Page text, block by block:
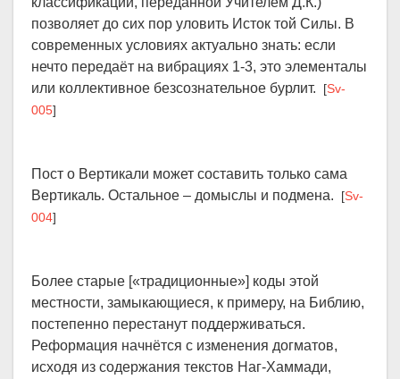
позволяет до сих пор уловить Исток той Силы. В
современных условиях актуально знать: если
нечто передаёт на вибрациях 1-3, это элементалы
или коллективное безсознательное бурлит. [Sv-
005]
Пост о Вертикали может составить только сама
Вертикаль. Остальное – домыслы и подмена. [Sv-
004]
Более старые [«традиционные»] коды этой
местности, замыкающиеся, к примеру, на Библию,
постепенно перестанут поддерживаться.
Реформация начнётся с изменения догматов,
исходя из содержания текстов Наг-Хаммади,